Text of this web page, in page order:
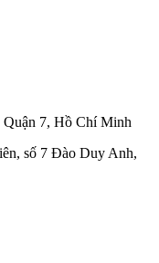
7, Hồ Chí Minh
số 7 Đào Duy Anh,